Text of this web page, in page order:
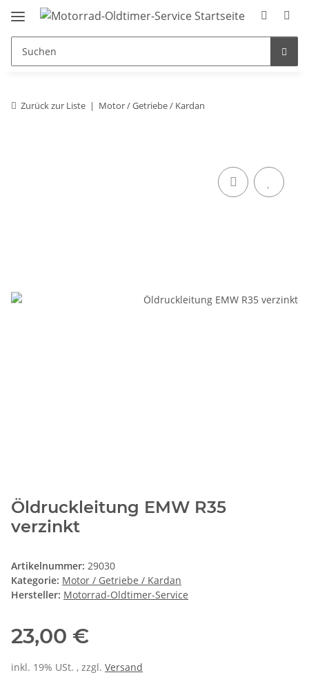
Zurück zur Liste Motor / Getriebe / Kardan
Öldruckleitung EMW R35
verzinkt
Artikelnummer: 29030
Kategorie: Motor / Getriebe / Kardan
Hersteller: Motorrad-Oldtimer-Service
23,00 €
inkl. 19% USt. , zzgl. Versand